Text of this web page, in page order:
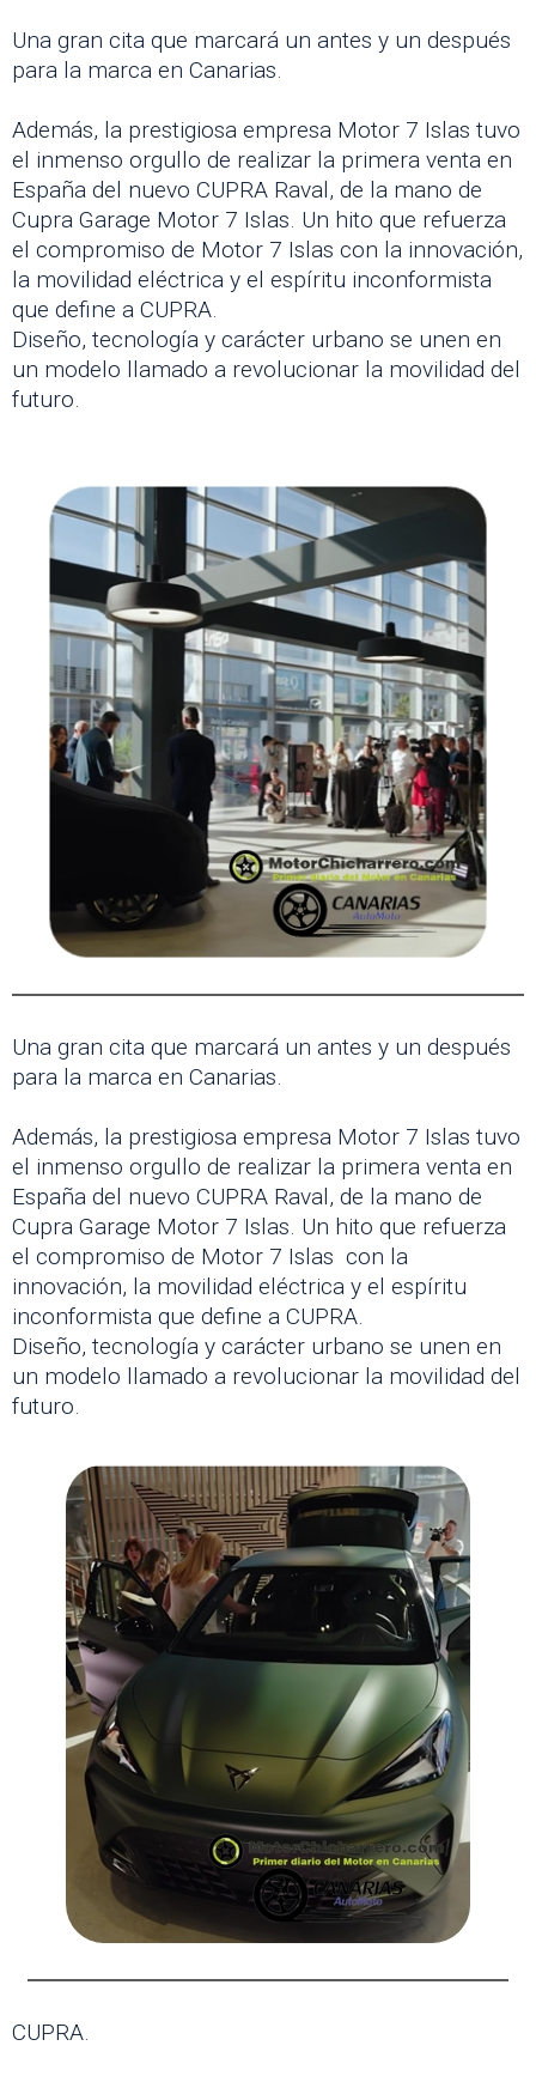
Una gran cita que marcará un antes y un después
para la marca en Canarias.
Además, la prestigiosa empresa Motor 7 Islas tuvo
el inmenso orgullo de realizar la primera venta en
España del nuevo CUPRA Raval, de la mano de
Cupra Garage Motor 7 Islas. Un hito que refuerza
el compromiso de Motor 7 Islas con la innovación,
la movilidad eléctrica y el espíritu inconformista
que define a CUPRA.
Diseño, tecnología y carácter urbano se unen en
un modelo llamado a revolucionar la movilidad del
futuro.
Una gran cita que marcará un antes y un después
para la marca en Canarias.
Además, la prestigiosa empresa Motor 7 Islas tuvo
el inmenso orgullo de realizar la primera venta en
España del nuevo CUPRA Raval, de la mano de
Cupra Garage Motor 7 Islas. Un hito que refuerza
el compromiso de Motor 7 Islas con la
innovación, la movilidad eléctrica y el espíritu
inconformista que define a CUPRA.
Diseño, tecnología y carácter urbano se unen en
un modelo llamado a revolucionar la movilidad del
futuro.
CUPRA.